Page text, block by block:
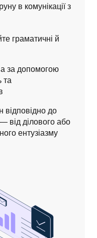
в комунікації з
граматичні й
за допомогою
та
відповідно до
— від ділового або
ентузіазму